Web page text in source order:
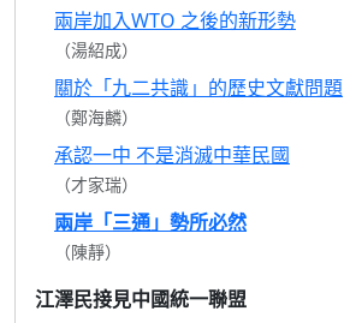
兩岸加入WTO 之後的新形勢
（湯紹成）
關於「九二共識」的歷史文獻問題
（鄭海麟）
承認一中 不是消滅中華民國
（才家瑞）
兩岸「三通」勢所必然
（陳靜）
江澤民接見中國統一聯盟